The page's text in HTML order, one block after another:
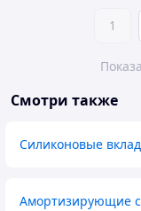
1
Смотри также
Силиконовые
Амортизирующие